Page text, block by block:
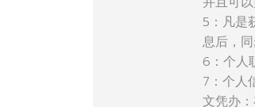
5：凡是
息后，
6：个人
7：个人
文凭办